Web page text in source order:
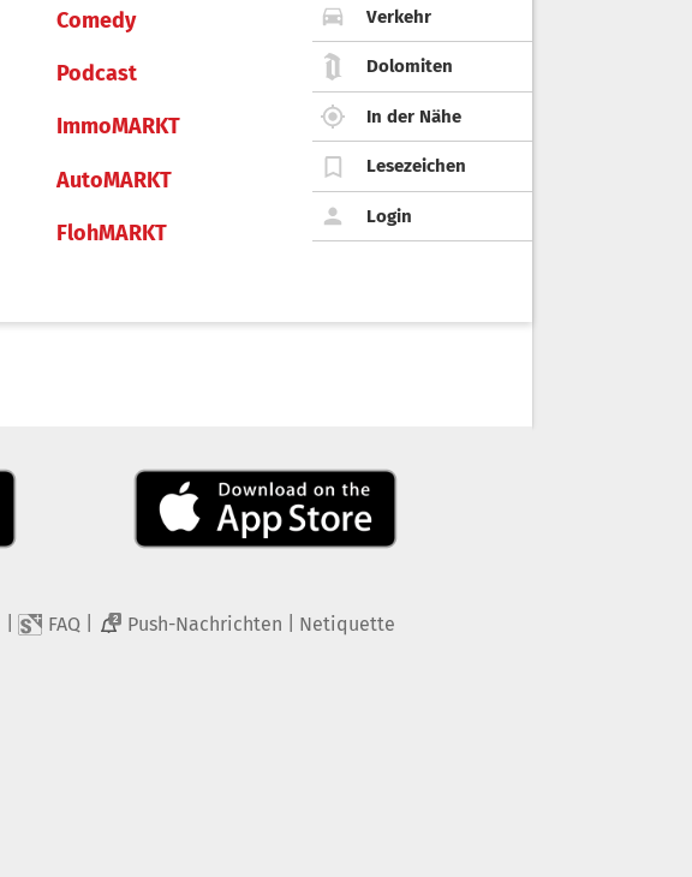
Comedy
Podcast
ImmoMARKT
AutoMARKT
FlohMARKT
Verkehr
Dolomiten
In der Nähe
Lesezeichen
Login
FAQ 2 Push-Nachrichten Netiquette